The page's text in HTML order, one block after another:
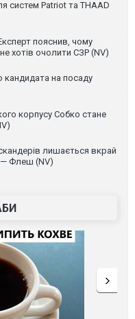
систем Patriot та THAAD
пояснив, чому
хотів очолити СЗР (NV)
на посаду
корпусу Собко стане
лишається вкрай
— Флеш (NV)